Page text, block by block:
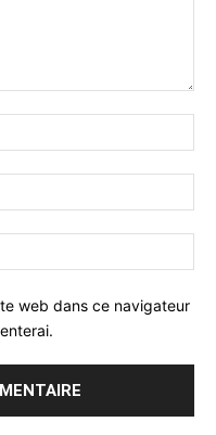
web dans ce navigateur